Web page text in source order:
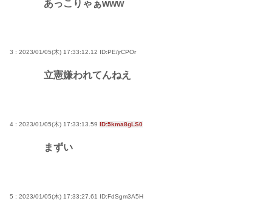
あっこりゃぁwww
3 : 2023/01/05(木) 17:33:12.12 ID:PE/jrCPOr
立憲嫌われてんねえ
4 : 2023/01/05(木) 17:33:13.59 ID:5kma8gLS0
まずい
5 : 2023/01/05(木) 17:33:27.61 ID:FdSgm3A5H